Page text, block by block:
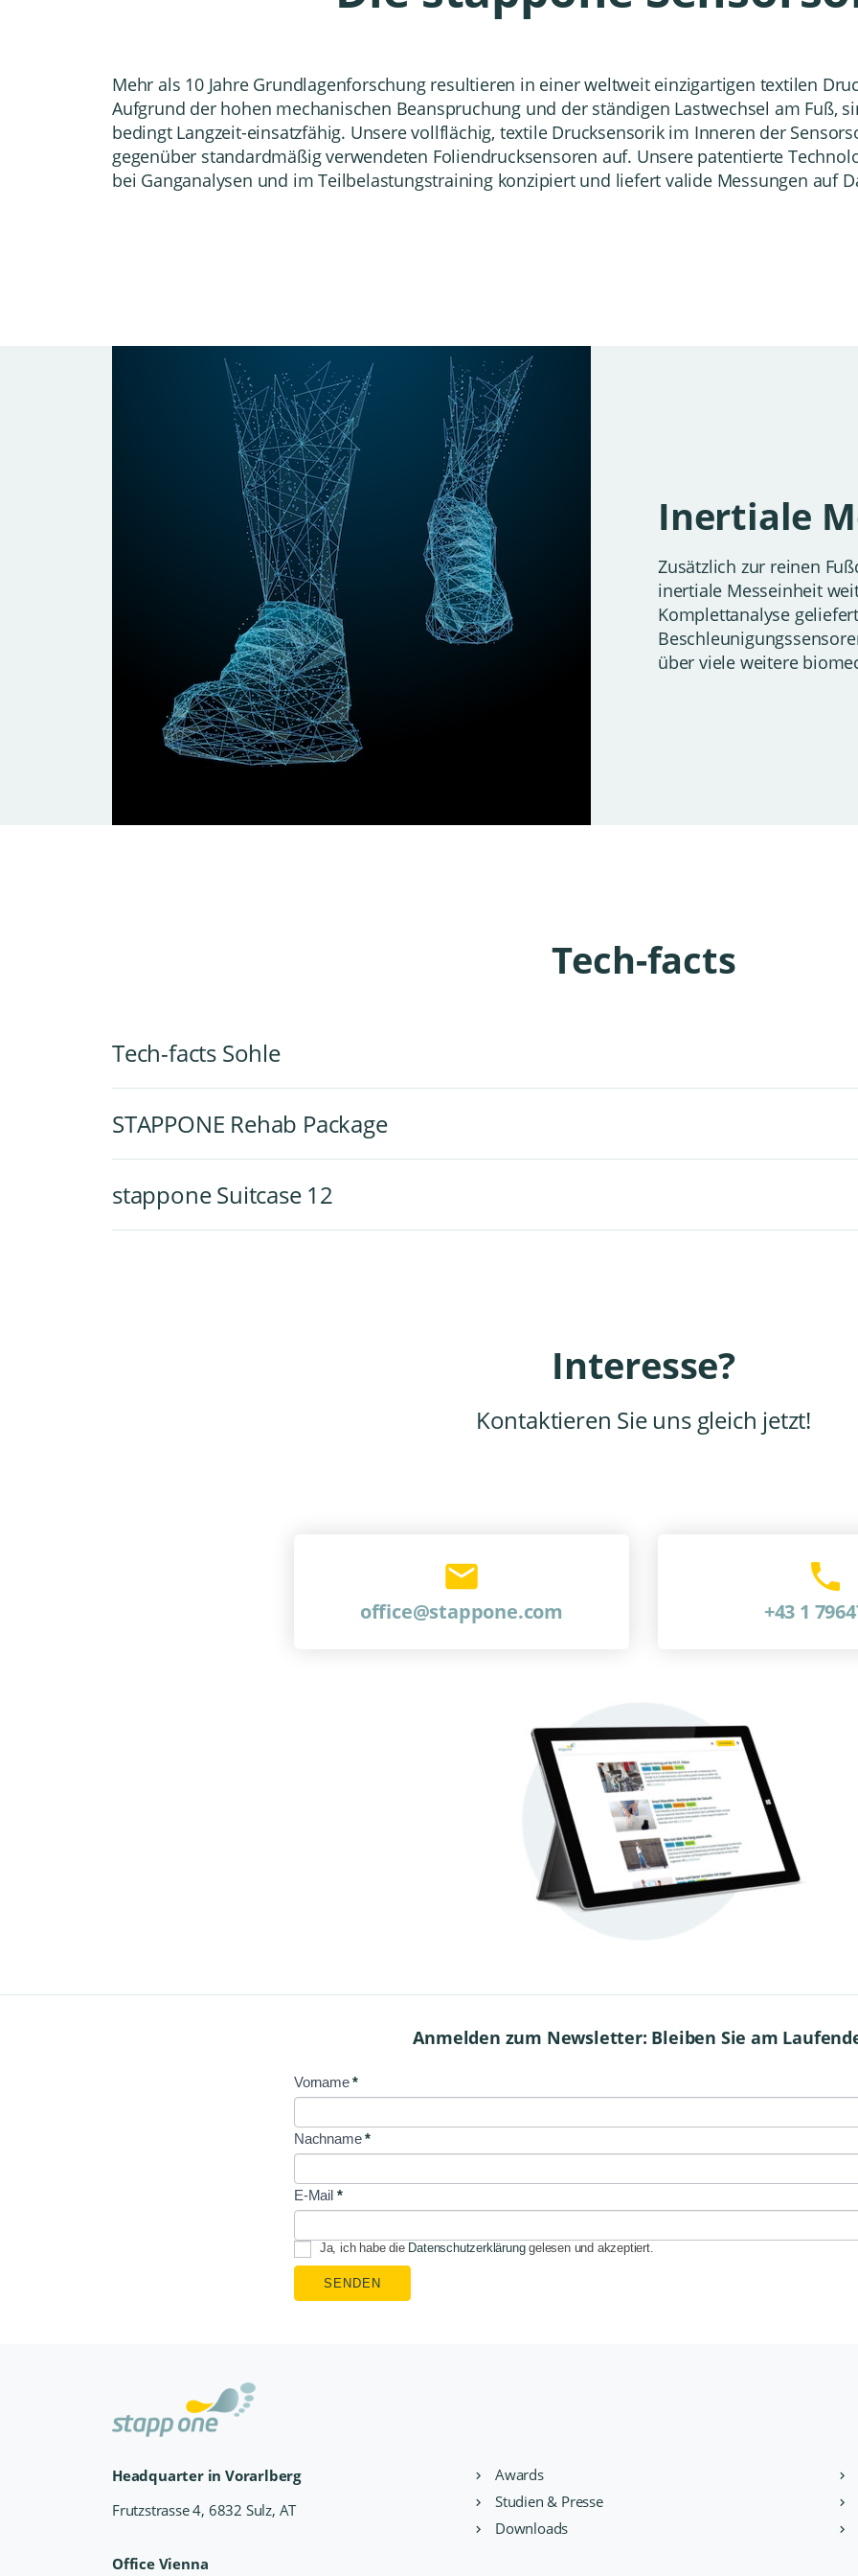
Mehr als 10 Jahre Grundlagenforschung resultieren in einer weltweit einzigartigen textilen
Aufgrund der hohen mechanischen Beanspruchung und der ständigen Lastwechsel am Fuß,
bedingt Langzeit-einsatzfähig. Unsere vollflächig, textile Drucksensorik im Inneren der
gegenüber standardmäßig verwendeten Foliendrucksensoren auf. Unsere patentierte
bei Ganganalysen und imTeilbelastungstrainingkonzipiert und liefert valide Messungen auf
Inertiale
Zusätzlich zur reinen
inertiale Messeinheit
Komplettanalyse
über viele weitere
Tech-facts
Tech-facts Sohle
STAPPONE Rehab Package
stappone Suitcase 12
Interesse?
Kontaktieren Sie uns gleich jetzt!
office@stappone.com +43 1
Anmelden zum Newsletter: Bleiben Sie am
NL
Signup
Vorname*
Nachname*
E-Mail *
Ja, ich habe die Datenschutzerklärunggelesen und akzeptiert.
SENDEN
Headquarter in Vorarlberg
Frutzstrasse 4, 6832 Sulz, AT
Office Vienna
Awards
Studien & Presse
Downloads